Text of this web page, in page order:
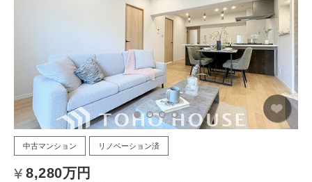
中古マンション リノベーション済
8,280万円